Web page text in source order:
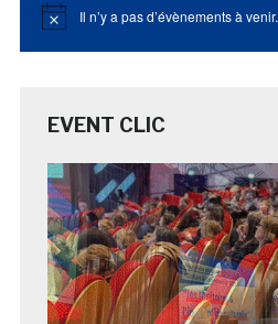
Notice Il n’y a pas d’évènements à venir.
EVENT CLIC